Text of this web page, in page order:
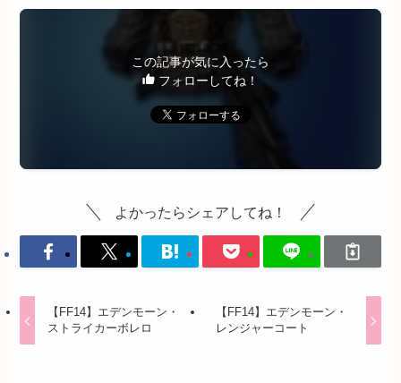
この記事が気に入ったら
フォローしてね！
よかったらシェアしてね！
【FF14】エデンモーン・
ストライカーボレロ
【FF14】エデンモーン・
レンジャーコート